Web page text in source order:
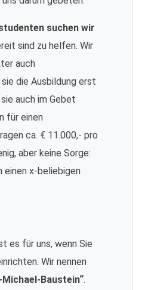
suchen wir
sind zu helfen. Wir
auch
die Ausbildung erst
auch im Gebet
für einen
ca. € 11.000,- pro
aber keine Sorge:
einen x-beliebigen
es für uns, wenn Sie
Wir nennen
Michael-Baustein“.